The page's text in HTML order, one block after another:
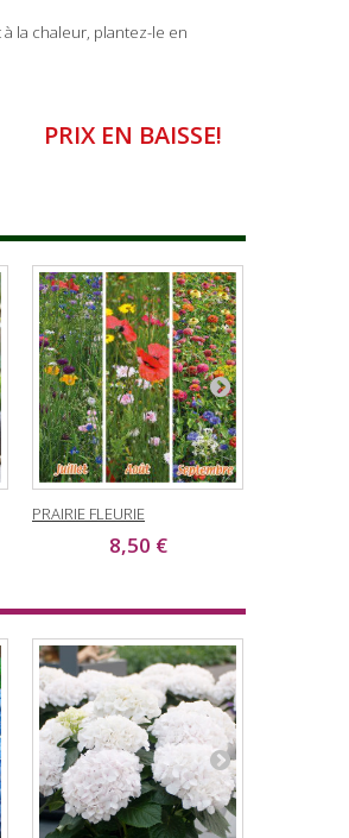
à la chaleur, plantez-le en
PRIX EN BAISSE!
PRAIRIE FLEURIE
8,50 €